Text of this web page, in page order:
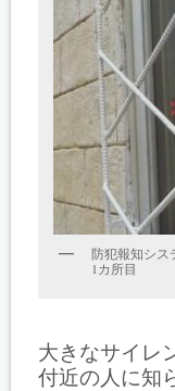
防犯報知シス
1カ所目
大きなサイレ
付近の人に知